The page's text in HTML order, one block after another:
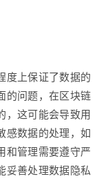
度上保证了数据的
的问题，在区块链
，这可能会导致用
感数据的处理，如
和管理需要遵守严
妥善处理数据隐私